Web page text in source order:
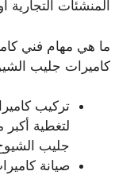
المنشئات التجارية
ما هي مهام فني
كاميرات جليب
تركيب
لتغطية
جليب
صيانة